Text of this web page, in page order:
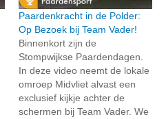
Paardenkracht in de Polder:
Op Bezoek bij Team Vader!
Binnenkort zijn de
Stompwijkse Paardendagen.
In deze video neemt de lokale
omroep Midvliet alvast een
exclusief kijkje achter de
schermen bij Team Vader. We